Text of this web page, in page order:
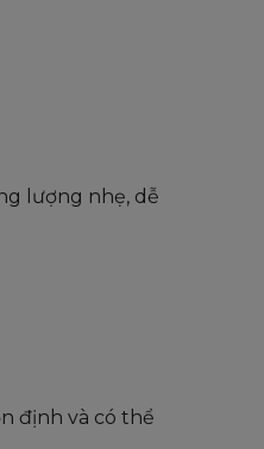
lượng nhẹ, dễ
định và có thể